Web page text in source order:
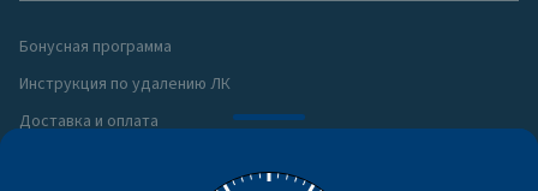
Бонусная программа
Инструкция по удалению ЛК
Доставка и оплата